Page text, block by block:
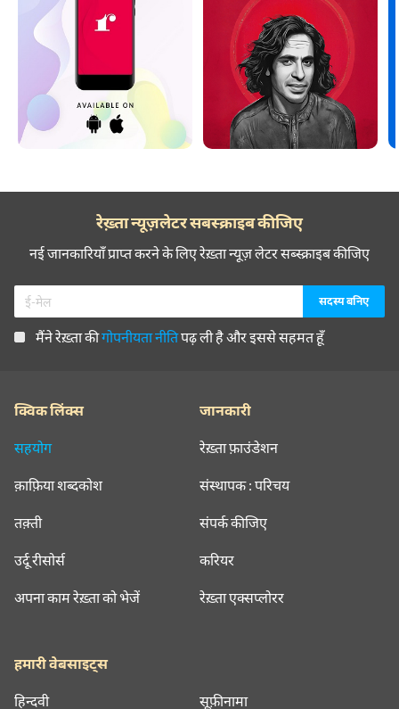
रेख़्ता न्यूज़लेटर सबस्क्राइब कीजिए
नई जानकारियाँ प्राप्त करने के लिए रेख़्ता न्यूज़ लेटर सब्स्क्राइब कीजिए
मैंने रेख़्ता कीगोपनीयता नीतिपढ़ ली है और इससे सहमत हूँ
क्विक लिंक्स
सहयोग
क़ाफ़िया शब्दकोश
तक़्ती
उर्दू रीसोर्स
अपना काम रेख़्ता को भेजें
जानकारी
रेख़्ता फ़ाउंडेशन
संस्थापक : परिचय
संपर्क कीजिए
करियर
रेख़्ता एक्सप्लोरर
हमारी वेबसाइट्स
हिन्दवी सूफ़ीनामा